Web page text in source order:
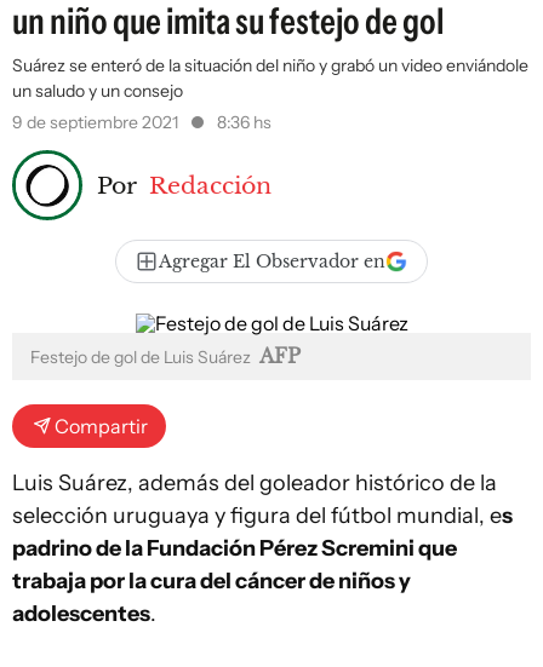
un niño que imita su festejo de gol
Suárez se enteró de la situación del niño y grabó un video enviándole
un saludo y un consejo
9 de septiembre 2021
8:36 hs
Por Redacción
Agregar El Observador en
Festejo de gol de Luis Suárez AFP
Compartir
Luis Suárez, además del goleador histórico de la
selección uruguaya y figura del fútbol mundial, es
padrino de la Fundación Pérez Scremini que
trabaja por la cura del cáncer de niños y
adolescentes.